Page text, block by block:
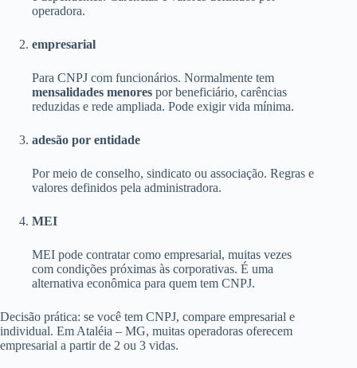
operadora.
empresarial
Para CNPJ com funcionários. Normalmente tem
mensalidades menores por beneficiário, carências
reduzidas e rede ampliada. Pode exigir vida mínima.
adesão por entidade
Por meio de conselho, sindicato ou associação. Regras e
valores definidos pela administradora.
MEI
MEI pode contratar como empresarial, muitas vezes
com condições próximas às corporativas. É uma
alternativa econômica para quem tem CNPJ.
Decisão prática: se você tem CNPJ, compare empresarial e
individual. Em Ataléia – MG, muitas operadoras oferecem
empresarial a partir de 2 ou 3 vidas.